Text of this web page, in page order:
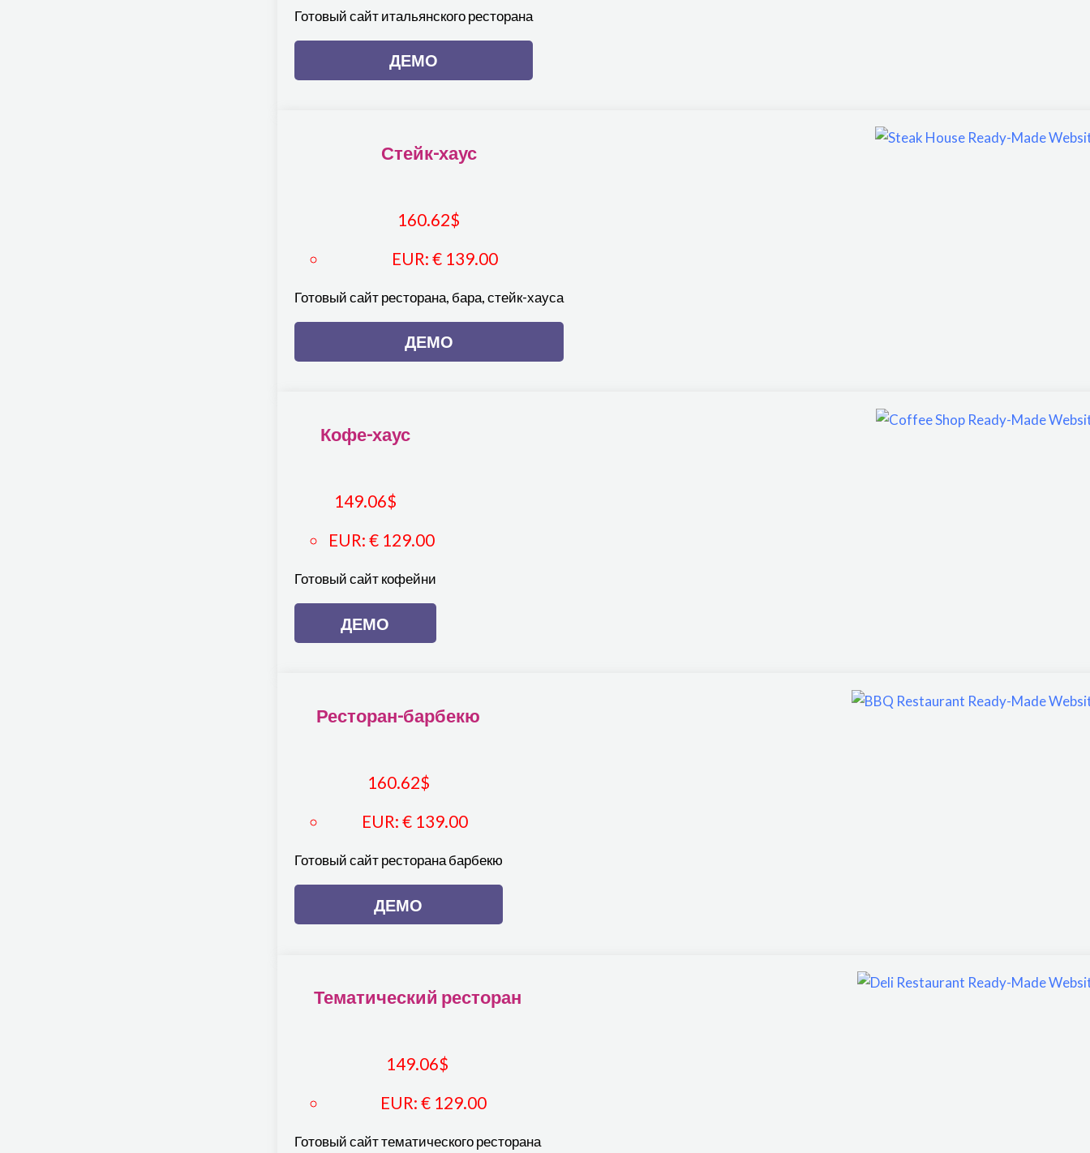
Готовый сайт итальянского ресторана
ДЕМО
Стейк-хаус
160.62$
EUR:€ 139.00
Готовый сайт ресторана, бара, стейк-хауса
ДЕМО
Кофе-хаус
149.06$
EUR: € 129.00
Готовый сайт кофейни
ДЕМО
Ресторан-барбекю
160.62$
EUR: € 139.00
Готовый сайт ресторана барбекю
ДЕМО
Тематический ресторан
149.06$
EUR:€ 129.00
Готовый сайт тематического ресторана